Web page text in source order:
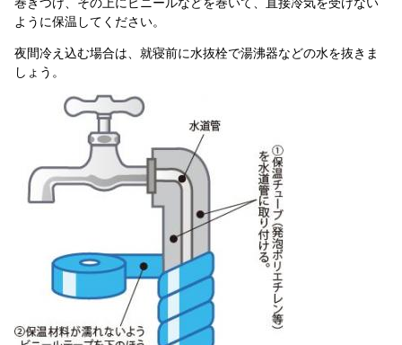
巻きつけ、その上にビニールなどを巻いて、直接冷気を受けない
ように保温してください。
夜間冷え込む場合は、就寝前に水抜栓で湯沸器などの水を抜きま
しょう。